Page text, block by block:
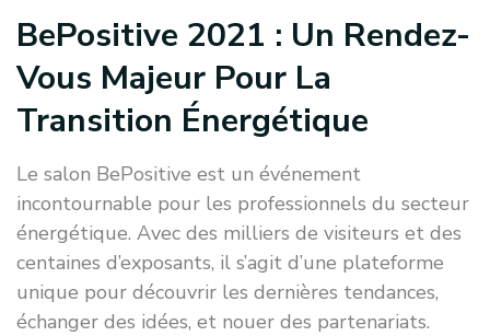
BePositive 2021 : Un Rendez-
Vous Majeur Pour La
Transition Énergétique
Le salon BePositive est un événement
incontournable pour les professionnels du secteur
énergétique. Avec des milliers de visiteurs et des
centaines d’exposants, il s’agit d’une plateforme
unique pour découvrir les dernières tendances,
échanger des idées, et nouer des partenariats.